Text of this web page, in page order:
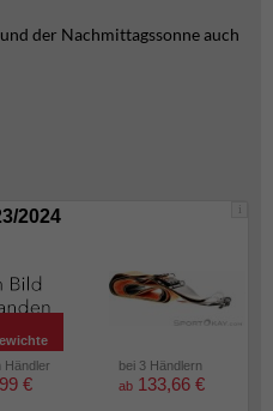
der Nachmittagssonne auch
i
2024
Händler
€
bei 3 Händlern
ab 133,66 €